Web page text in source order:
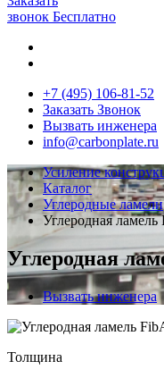
звонок Бесплатно
+7 (495) 106-81-52
Заказать Звонок
Вызвать инженера
info@carbonplate.ru
Усиление
Каталог
Углеродные ламели
Углеродная
Углеродная
Вызвать инженера
Толщина